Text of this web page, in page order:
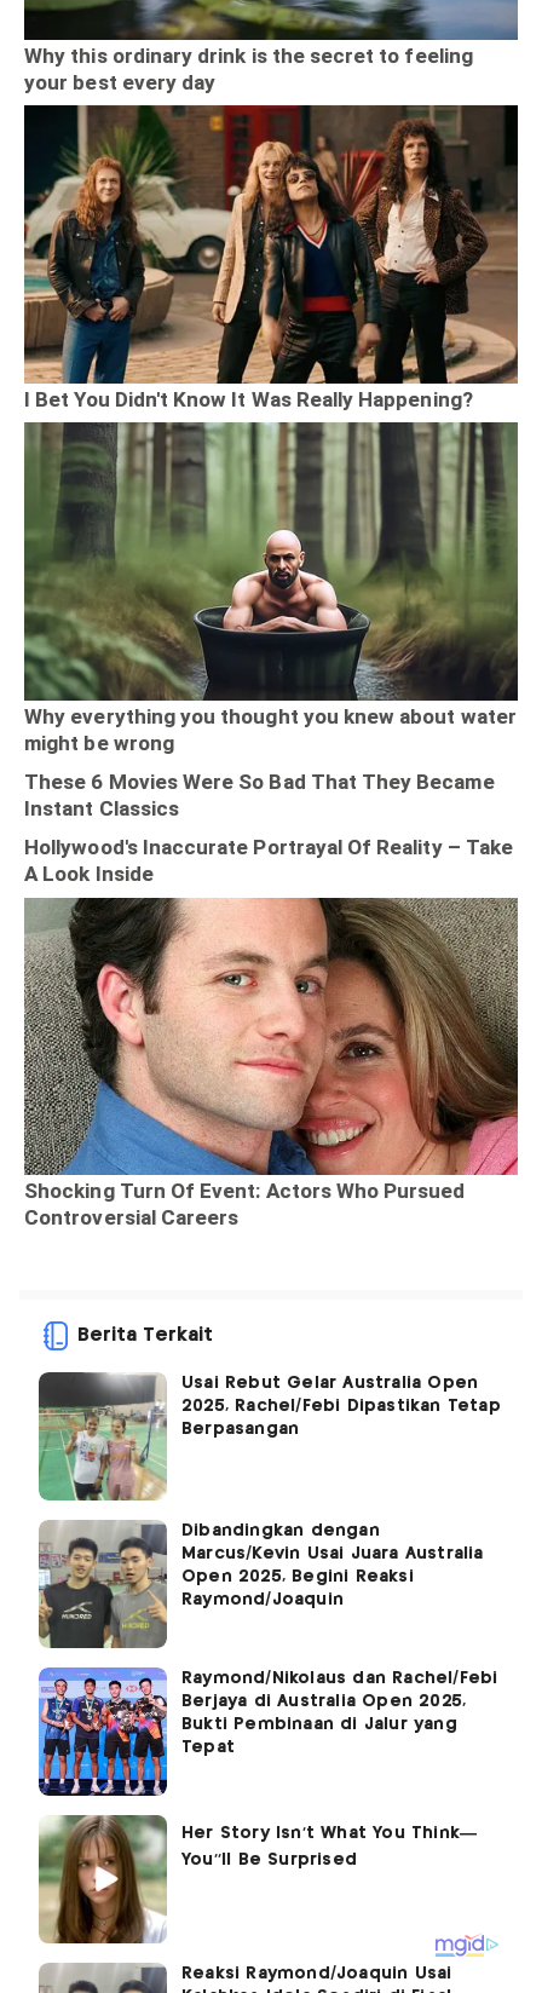
Berita Terkait
Usai Rebut Gelar Australia Open
2025, Rachel/Febi Dipastikan Tetap
Berpasangan
Dibandingkan dengan
Marcus/Kevin Usai Juara Australia
Open 2025, Begini Reaksi
Raymond/Joaquin
Raymond/Nikolaus dan Rachel/Febi
Berjaya di Australia Open 2025,
Bukti Pembinaan di Jalur yang
Tepat
Reaksi Raymond/Joaquin Usai